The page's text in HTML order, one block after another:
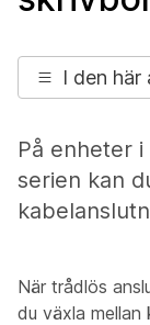
I den här
På enheter
serien kan
När trådlös
du växla mellan